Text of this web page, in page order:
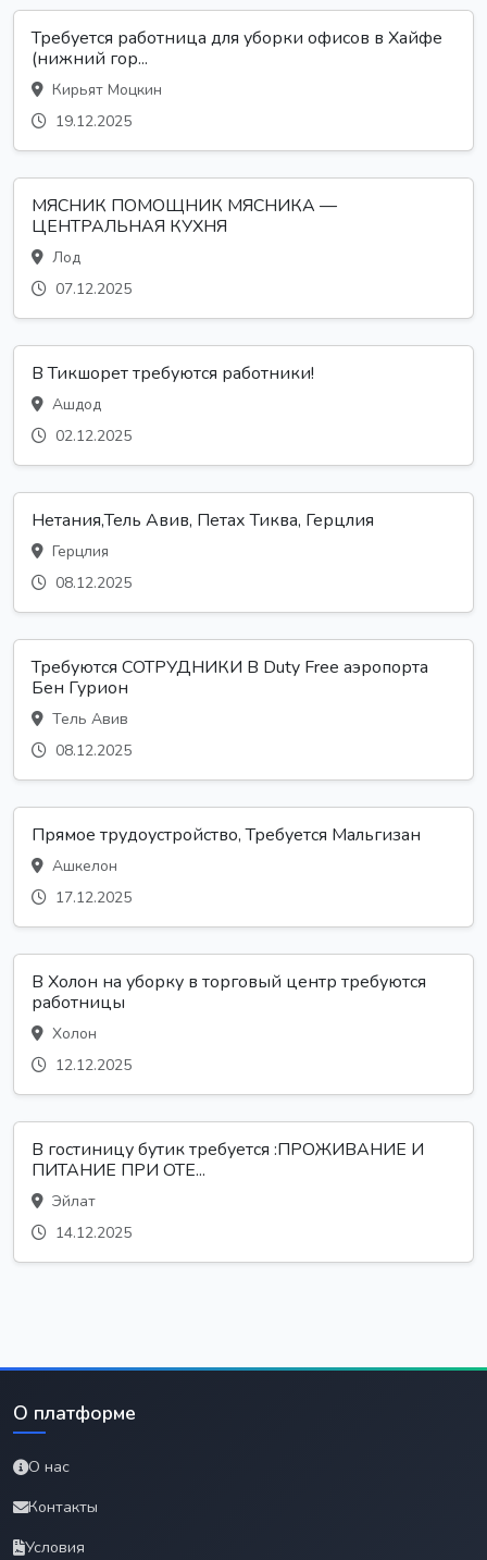
Требуется работница для уборки офисов в Хайфе
(нижний гор...
Кирьят Моцкин
19.12.2025
МЯСНИК ПОМОЩНИК МЯСНИКА —
ЦЕНТРАЛЬНАЯ КУХНЯ
Лод
07.12.2025
В Тикшорет требуются работники!
Ашдод
02.12.2025
Нетания,Тель Авив, Петах Тиква, Герцлия
Герцлия
08.12.2025
Требуются СОТРУДНИКИ В Duty Free аэропорта
Бен Гурион
Тель Авив
08.12.2025
Прямое трудоустройство, Требуется Мальгизан
Ашкелон
17.12.2025
В Холон на уборку в торговый центр требуются
работницы
Холон
12.12.2025
В гостиницу бутик требуется :ПРОЖИВАНИЕ И
ПИТАНИЕ ПРИ ОТЕ...
Эйлат
14.12.2025
О платформе
О нас
Контакты
Условия